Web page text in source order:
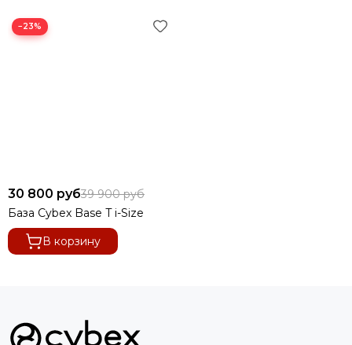
−23%
30 800 руб39 900 руб
База Cybex Base T i-Size
В корзину